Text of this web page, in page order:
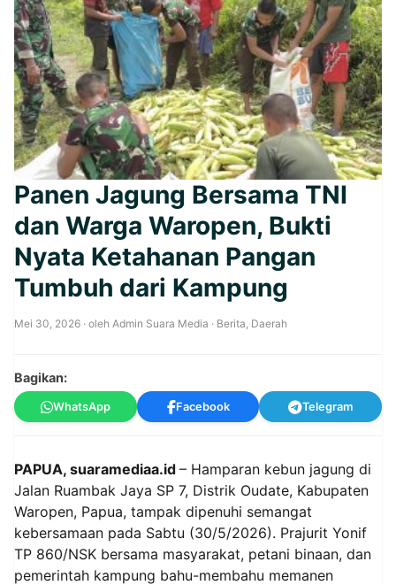
Panen Jagung Bersama TNI
dan Warga Waropen, Bukti
Nyata Ketahanan Pangan
Tumbuh dari Kampung
Mei 30, 2026 · oleh Admin Suara Media · Berita, Daerah
Bagikan:
WhatsApp Facebook Telegram
PAPUA, suaramediaa.id – Hamparan kebun jagung di
Jalan Ruambak Jaya SP 7, Distrik Oudate, Kabupaten
Waropen, Papua, tampak dipenuhi semangat
kebersamaan pada Sabtu (30/5/2026). Prajurit Yonif
TP 860/NSK bersama masyarakat, petani binaan, dan
pemerintah kampung bahu-membahu memanen